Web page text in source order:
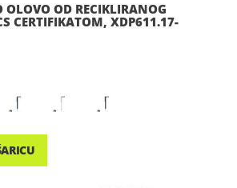
OD RECIKLIRANOG
CERTIFIKATOM, XDP611.17-